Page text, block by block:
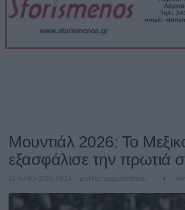
Μουντιάλ 2026: Το
εξασφάλισε την πρωτιά
19 Ιουνίου 2026, 08:14 μέγεθος γραμματοσειράς